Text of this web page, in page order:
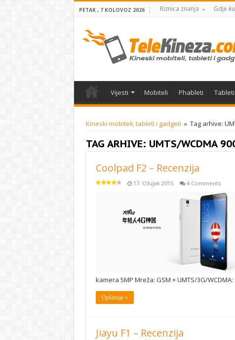
PETAK , 7 KOLOVOZ 2026 Riznica znanja Gdje
Vijesti Mobiteli Phableti Tableti
Kineski mobiteli, tableti i gadgeti » Tag arhive:
TAG ARHIVE: UMTS/WCDMA
Coolpad F2 – Recenzija
17. Ožujak 2015 4 Comments
kamera 5MP Mreža: GSM + UMTS/3G/
Opširnije »
Jiayu F1 – Recenzija